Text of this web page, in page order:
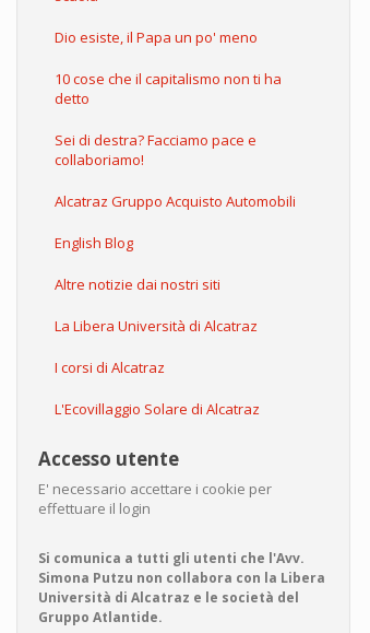
Dio esiste, il Papa un po' meno
10 cose che il capitalismo non ti ha
detto
Sei di destra? Facciamo pace e
collaboriamo!
Alcatraz Gruppo Acquisto Automobili
English Blog
Altre notizie dai nostri siti
La Libera Università di Alcatraz
I corsi di Alcatraz
L'Ecovillaggio Solare di Alcatraz
Accesso utente
E' necessario accettare i cookie per
effettuare il login
Si comunica a tutti gli utenti che l'Avv.
Simona Putzu non collabora con la Libera
Università di Alcatraz e le società del
Gruppo Atlantide.